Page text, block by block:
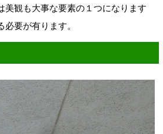
美観も大事な要素の１つになります
要が有ります。